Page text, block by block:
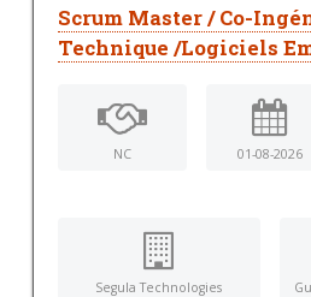
Scrum Master / Co-
Technique /Logiciels
NC 01-08-2026
Segula Technologies